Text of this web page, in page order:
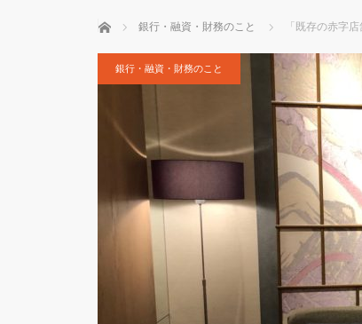
ホーム 銀行・融資・財務のこと 「既存の赤字
銀行・融資・財務のこと